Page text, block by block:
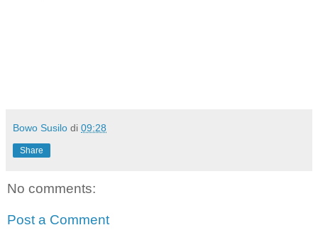
Bowo Susilo di 09:28
Share
No comments:
Post a Comment